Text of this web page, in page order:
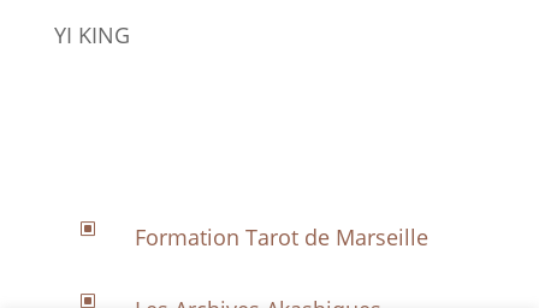
YI KING
W Formation Tarot de Marseille
W